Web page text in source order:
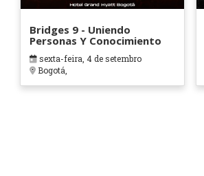
Bridges 9 - Uniendo
Personas Y Conocimiento
sexta-feira, 4 de setembro
Bogotá,